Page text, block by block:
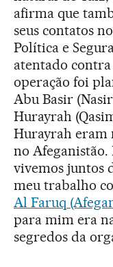
afirma que
seus contatos
Política e
atentado contra
operação foi
Abu Basir
Hurayrah
Hurayrah eram
no
vivemos juntos
meu trabalho
Al Faruq
para mim era
segredos da